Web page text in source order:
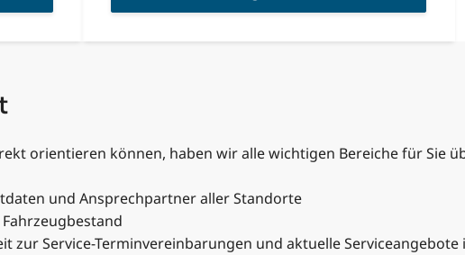
orientieren können, haben wir alle wichtigen Bereiche für Sie
und Ansprechpartner aller Standorte
zur Service-Terminvereinbarungen und aktuelle